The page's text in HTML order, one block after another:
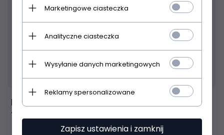
Produkt dostępny! 24 godzin
Evans TT14HG naciąg do tomów uderzany14"
122,00PLN
Marketingowe ciasteczka
Analityczne ciasteczka
Wysyłanie danych marketingowych
Reklamy spersonalizowane
Zapisz ustawienia i zamknij